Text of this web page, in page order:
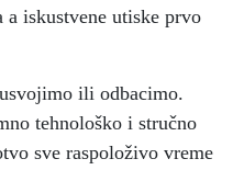
a iskustvene utiske prvo
ili odbacimo.
tehnološko i stručno
sve raspoloživo vreme